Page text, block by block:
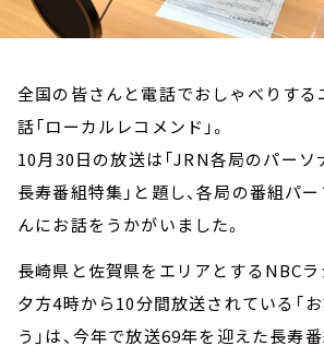
全国の皆さんと電話でおしゃべりす
話「ローカルレコメンド」。
10月30日の放送は「JRN各局のパーソ
長寿番組特集」と題し、各局の番組パ
んにお話をうかがいました。
長崎県と佐賀県をエリアとするNBCラ
夕方4時から10分間放送されている「
う」は、今年で放送69年を迎えた長寿